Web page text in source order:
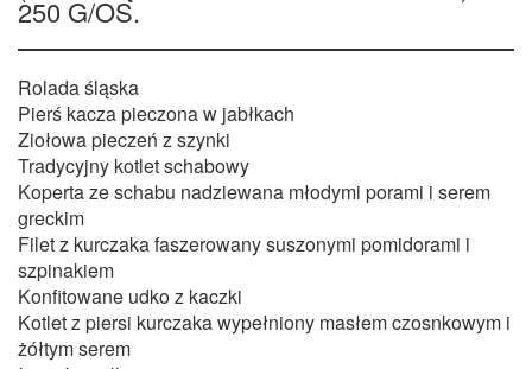
250 G/OS.
Rolada śląska
Pierś kacza pieczona w jabłkach
Ziołowa pieczeń z szynki
Tradycyjny kotlet schabowy
Koperta ze schabu nadziewana młodymi porami i serem
greckim
Filet z kurczaka faszerowany suszonymi pomidorami i
szpinakiem
Konfitowane udko z kaczki
Kotlet z piersi kurczaka wypełniony masłem czosnkowym i
żółtym serem